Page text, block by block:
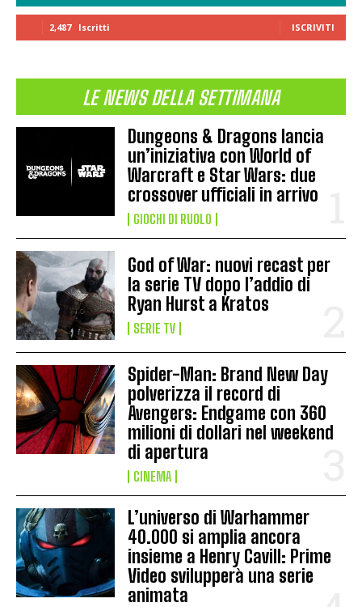
2,487 Iscritti ISCRIVITI
LE NEWS DELLA SETTIMANA
Dungeons & Dragons lancia
un’iniziativa con World of
Warcraft e Star Wars: due
crossover ufficiali in arrivo
GIOCHI DI RUOLO
God of War: nuovi recast per
la serie TV dopo l’addio di
Ryan Hurst a Kratos
SERIE TV
Spider-Man: Brand New Day
polverizza il record di
Avengers: Endgame con 360
milioni di dollari nel weekend
di apertura
CINEMA
L’universo di Warhammer
40.000 si amplia ancora
insieme a Henry Cavill: Prime
Video svilupperà una serie
animata